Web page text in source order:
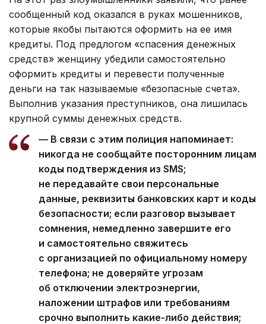
сообщенный код оказался в руках мошенников,
которые якобы пытаются оформить на ее имя
кредиты. Под предлогом «спасения денежных
средств» женщину убедили самостоятельно
оформить кредиты и перевести полученные
деньги на так называемые «безопасные счета».
Выполнив указания преступников, она лишилась
крупной суммы денежных средств.
— В связи с этим полиция напоминает:
никогда не сообщайте посторонним лицам
коды подтверждения из SMS;
не передавайте свои персональные
данные, реквизиты банковских карт и коды
безопасности; если разговор вызывает
сомнения, немедленно завершите его
и самостоятельно свяжитесь
с организацией по официальному номеру
телефона; не доверяйте угрозам
об отключении электроэнергии,
наложении штрафов или требованиям
срочно выполнить какие-либо действия;